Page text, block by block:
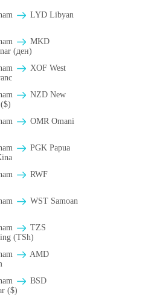
LYD Libyan
MKD
(ден)
XOF West
NZD New
OMR Omani
PGK Papua
RWF
WST Samoan
TZS
(TSh)
AMD
BSD
($)